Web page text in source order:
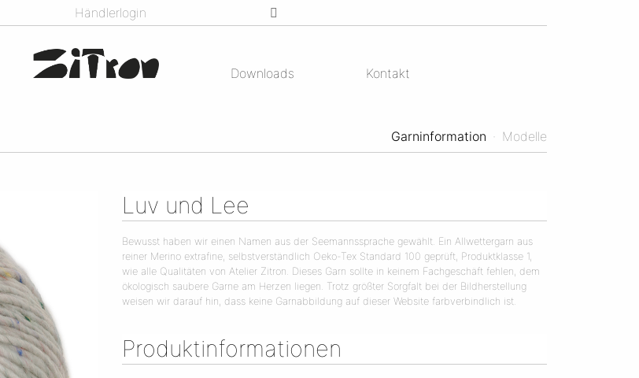
Händlerlogin
Downloads Kontakt
Garninformation · Modelle
Luv und Lee
Bewusst haben wir einen Namen aus der Seemannssprache gewählt. Ein Allwettergarn aus
reiner Merino extrafine, selbstverständlich Oeko-Tex Standard 100 geprüft, Produktklasse 1,
wie alle Qualitäten von Atelier Zitron. Dieses Garn sollte in keinem Fachgeschäft fehlen, dem
ökologisch saubere Garne am Herzen liegen. Trotz größter Sorgfalt bei der Bildherstellung
weisen wir darauf hin, dass keine Garnabbildung auf dieser Website farbverbindlich ist.
Produktinformationen